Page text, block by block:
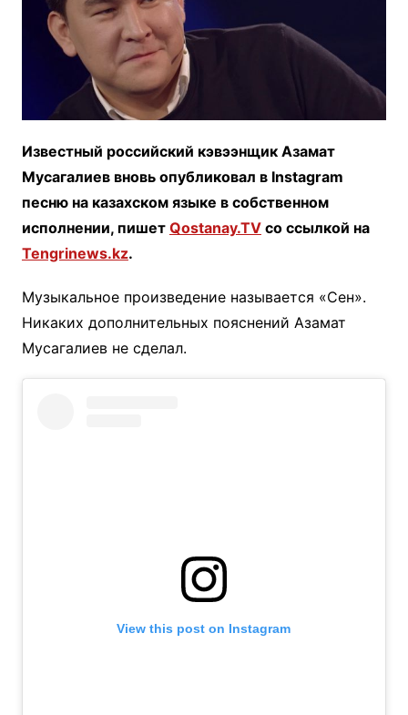
Известный российский кэвээнщик Азамат
Мусагалиев вновь опубликовал в Instagram
песню на казахском языке в собственном
исполнении, пишет Qostanay.TVсо ссылкой на
Tengrinews.kz.
Музыкальное произведение называется «Сен».
Никаких дополнительных пояснений Азамат
Мусагалиев не сделал.
View this post on Instagram